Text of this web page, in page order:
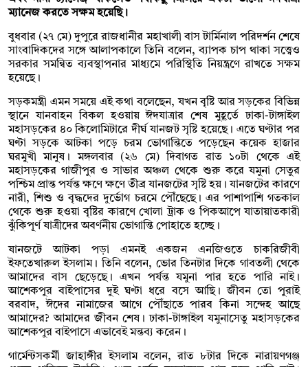
ম্যানেজ করতে সক্ষম হয়েছি।
বুধবার (২৭ মে) দুপুরে রাজধানীর মহাখালী বাস টার্মিনাল পরিদর্শন শেষে
সাংবাদিকদের সঙ্গে আলাপকালে তিনি বলেন, ব্যাপক চাপ থাকা সত্ত্বেও
সরকার সমন্বিত ব্যবস্থাপনার মাধ্যমে পরিস্থিতি নিয়ন্ত্রণে রাখতে সক্ষম
হয়েছে।
সড়কমন্ত্রী এমন সময়ে এই কথা বলেছেন, যখন বৃষ্টি আর সড়কের বিভিন্ন
স্থানে যানবাহন বিকল হওয়ায় ঈদযাত্রার শেষ মুহূর্তে ঢাকা-টাঙ্গাইল
মহাসড়কের ৪০ কিলোমিটারে দীর্ঘ যানজট সৃষ্টি হয়েছে। এতে ঘণ্টার পর
ঘণ্টা সড়কে আটকা পড়ে চরম ভোগান্তিতে পড়েছেন কয়েক হাজার
ঘরমুখী মানুষ। মঙ্গলবার (২৬ মে) দিবাগত রাত ১০টা থেকে এই
মহাসড়কের গাজীপুর ও সাভার অঞ্চল থেকে শুরু করে যমুনা সেতুর
পশ্চিম প্রান্ত পর্যন্ত ক্ষণে ক্ষণে তীব্র যানজটের সৃষ্টি হয়। যানজটের কারণে
নারী, শিশু ও বৃদ্ধদের দুর্ভোগ চরমে পৌঁছেছে। এর পাশাপাশি গতকাল
থেকে শুরু হওয়া বৃষ্টির কারণে খোলা ট্রাক ও পিকআপে যাতায়াতকারী
ঝুঁকিপূর্ণ যাত্রীদের অবর্ণনীয় ভোগান্তি পোহাতে হচ্ছে।
যানজটে আটকা পড়া এমনই একজন এনজিওতে চাকরিজীবী
ইফতেখারুল ইসলাম। তিনি বলেন, ভোর তিনটার দিকে গাবতলী থেকে
আমাদের বাস ছেড়েছে। এখন পর্যন্ত যমুনা পার হতে পারি নাই।
আশেকপুর বাইপাসের দুই ঘণ্টা ধরে বসে আছি। জীবন তো পুরাই
বরবাদ, ঈদের নামাজের আগে পৌঁছাতে পারব কিনা সন্দেহ আছে
আমাদের? আমাদের জীবন শেষ। ঢাকা-টাঙ্গাইল যমুনাসেতু মহাসড়কের
আশেকপুর বাইপাসে এভাবেই মন্তব্য করেন ।
গার্মেন্টসকর্মী জাহাঙ্গীর ইসলাম বলেন, রাত ৮টার দিকে নারায়ণগঞ্জ